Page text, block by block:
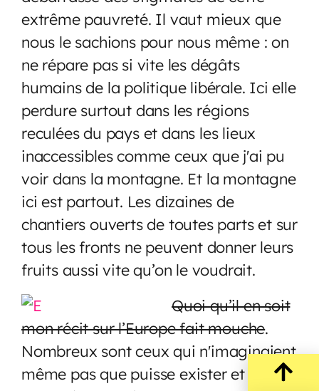
extrême pauvreté. Il vaut mieux que
nous le sachions pour nous même : on
ne répare pas si vite les dégâts
humains de la politique libérale. Ici elle
perdure surtout dans les régions
reculées du pays et dans les lieux
inaccessibles comme ceux que j'ai pu
voir dans la montagne. Et la montagne
ici est partout. Les dizaines de
chantiers ouverts de toutes parts et sur
tous les fronts ne peuvent donner leurs
fruits aussi vite qu’on le voudrait.
Quoi qu’il en soit
mon récit sur l’Europe fait mouche.
Nombreux sont ceux qui n'imaginaient
même pas que puisse exister et être